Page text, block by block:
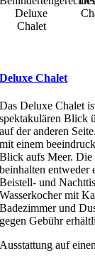
Deluxe
Chalet
Deluxe Chalet
Das Deluxe Chalet
spektakulären Blick
auf der anderen
mit einem
Blick aufs Meer. Die
beinhalten entweder
Beistell- und
Wasserkocher mit
Badezimmer und
gegen Gebühr
Ausstattung auf